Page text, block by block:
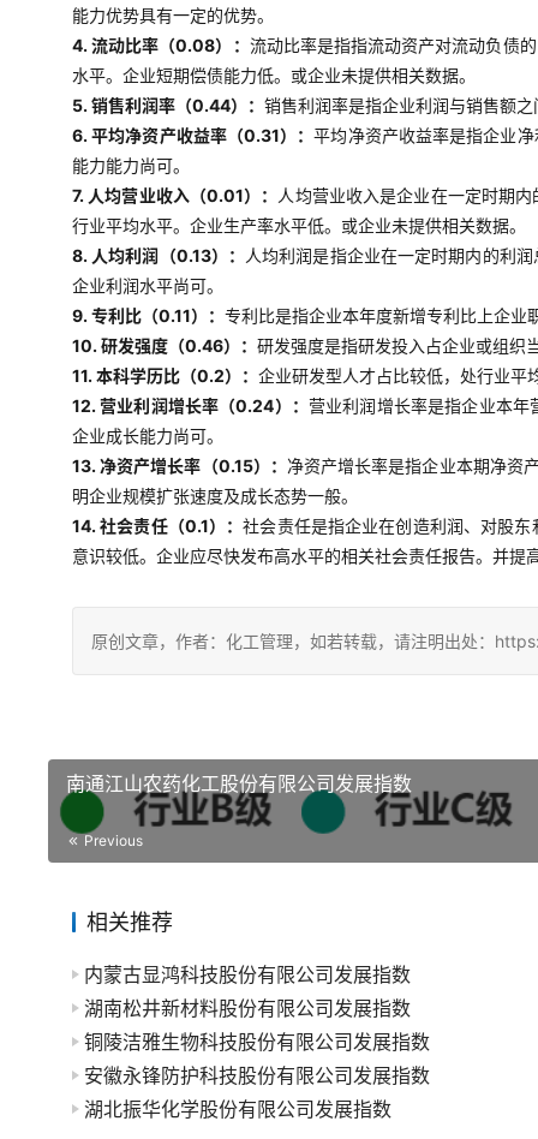
能力优势具有一定的优势。
4. 流动比率（0.08）： 流动比率是指指流动资产对流动负债
水平。企业短期偿债能力低。或企业未提供相关数据。
5. 销售利润率（0.44）： 销售利润率是指企业利润与销售额
6. 平均净资产收益率（0.31）：平均净资产收益率是指企业
能力能力尚可。
7. 人均营业收入（0.01）： 人均营业收入是企业在一定时期
行业平均水平。企业生产率水平低。或企业未提供相关数据。
8. 人均利润（0.13）：
人均利润是指企业在一定时期内的利
企业利润水平尚可。
9. 专利比（0.11）： 专利比是指企业本年度新增专利比上企
10. 研发强度（0.46）： 研发强度是指研发投入占企业或组织
11. 本科学历比（0.2）： 企业研发型人才占比较低，处行业平
12. 营业利润增长率（0.24）： 营业利润增长率是指企业本
企业成长能力尚可。
13. 净资产增长率（0.15）： 净资产增长率是指企业本期净资
明企业规模扩张速度及成长态势一般。
14. 社会责任（0.1）：社会责任是指企业在创造利润、对股
意识较低。企业应尽快发布高水平的相关社会责任报告。并
原创文章，作者：化工管理，如若转载，请注明出处：
南通江山农药化工股份有限公司发展指数
Previous
相关推荐
内蒙古显鸿科技股份有限公司发展指数
湖南松井新材料股份有限公司发展指数
铜陵洁雅生物科技股份有限公司发展指数
安徽永锋防护科技股份有限公司发展指数
湖北振华化学股份有限公司发展指数